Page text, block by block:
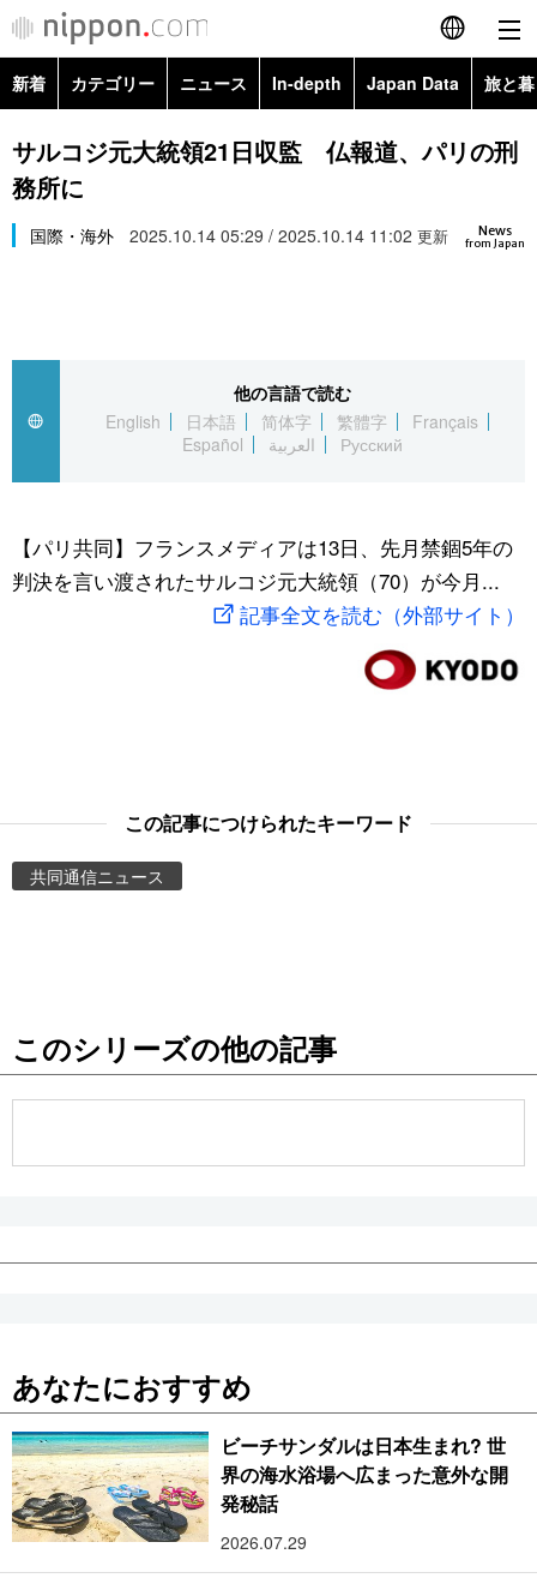
English
简体字
Русский
カテゴリー
経済・ビジネス
国際
文化
トップ
アーカイブ
In-depth
Japan Data
動画/Live
お知らせ
新着 カテゴリー ニュース In-depth Japan Data 旅と
政治・外交
経済・ビジネス
スポーツ・東京2020
Topics
サルコジ元大統領21日収監 仏報道、パリの刑
務所に
News
from Japan
国際・海外 2025.10.14 05:29 / 2025.10.14 11:02 更新
他の言語で読む
English
日本語 简体字 繁體字
Français
Español
العربية Русский
【パリ共同】フランスメディアは13日、先月禁錮5年の
判決を言い渡されたサルコジ元大統領（70）が今月...
記事全文を読む（外部サイト）
この記事につけられたキーワード
共同通信ニュース
このシリーズの他の記事
あなたにおすすめ
ビーチサンダルは日本生まれ? 世
界の海水浴場へ広まった意外な開
発秘話
2026.07.29